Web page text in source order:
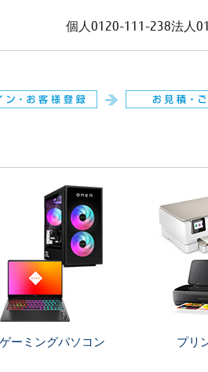
個人 0120-111-238法人
ゲーミングパソコン プリ